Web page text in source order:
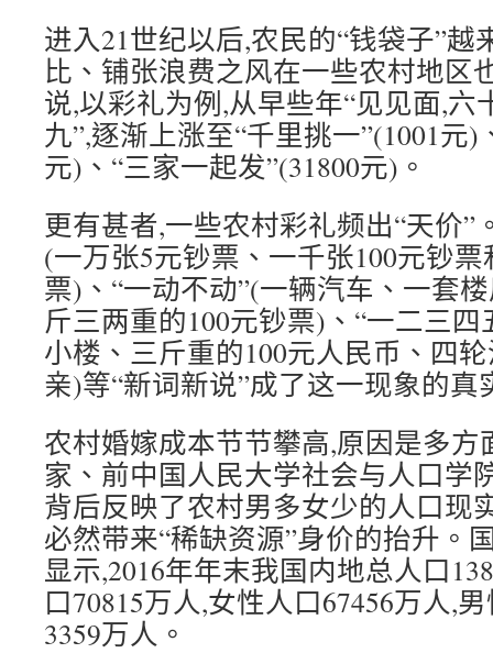
进入21世纪以后,农民的“钱袋子”越
比、铺张浪费之风在一些农村地区
说,以彩礼为例,从早些年“见见面,六
九”,逐渐上涨至“千里挑一”(1001元)
元)、“三家一起发”(31800元)。
更有甚者,一些农村彩礼频出“天价”
(一万张5元钞票、一千张100元钞
票)、“一动不动”(一辆汽车、一套
斤三两重的100元钞票)、“一二三
小楼、三斤重的100元人民币、四
亲)等“新词新说”成了这一现象的真
农村婚嫁成本节节攀高,原因是多方
家、前中国人民大学社会与人口学
背后反映了农村男多女少的人口现
必然带来“稀缺资源”身价的抬升。
显示,2016年年末我国内地总人口
口70815万人,女性人口67456万人,
3359万人。